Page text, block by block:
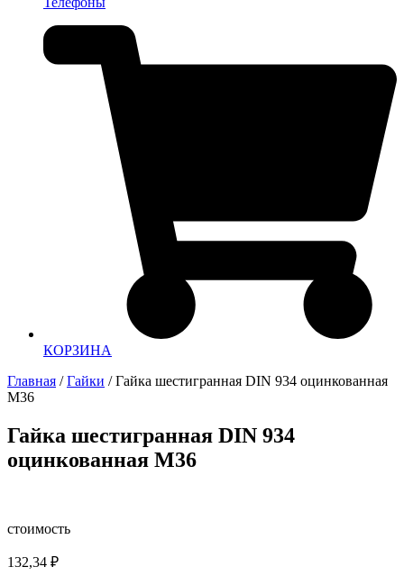
КОРЗИНА
Главная /Гайки / Гайка шестигранная DIN 934 оцинкованная
M36
Гайка шестигранная DIN 934
оцинкованная M36
стоимость
132,34 ₽